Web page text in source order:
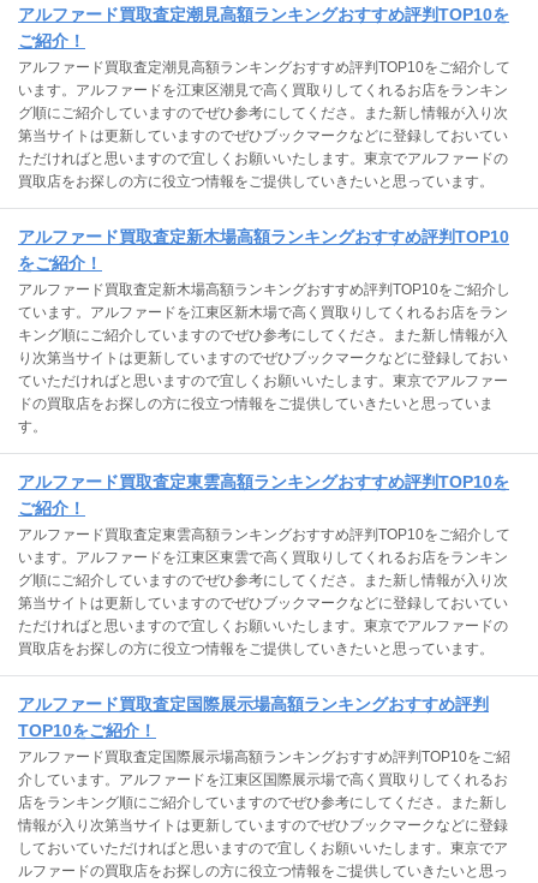
アルファード買取査定潮見高額ランキングおすすめ評判TOP10を
ご紹介！
アルファード買取査定潮見高額ランキングおすすめ評判TOP10をご紹介して
います。アルファードを江東区潮見で高く買取りしてくれるお店をランキン
グ順にご紹介していますのでぜひ参考にしてくださ。また新し情報が入り次
第当サイトは更新していますのでぜひブックマークなどに登録しておいてい
ただければと思いますので宜しくお願いいたします。東京でアルファードの
買取店をお探しの方に役立つ情報をご提供していきたいと思っています。
アルファード買取査定新木場高額ランキングおすすめ評判TOP10
をご紹介！
アルファード買取査定新木場高額ランキングおすすめ評判TOP10をご紹介し
ています。アルファードを江東区新木場で高く買取りしてくれるお店をラン
キング順にご紹介していますのでぜひ参考にしてくださ。また新し情報が入
り次第当サイトは更新していますのでぜひブックマークなどに登録しておい
ていただければと思いますので宜しくお願いいたします。東京でアルファー
ドの買取店をお探しの方に役立つ情報をご提供していきたいと思っていま
す。
アルファード買取査定東雲高額ランキングおすすめ評判TOP10を
ご紹介！
アルファード買取査定東雲高額ランキングおすすめ評判TOP10をご紹介して
います。アルファードを江東区東雲で高く買取りしてくれるお店をランキン
グ順にご紹介していますのでぜひ参考にしてくださ。また新し情報が入り次
第当サイトは更新していますのでぜひブックマークなどに登録しておいてい
ただければと思いますので宜しくお願いいたします。東京でアルファードの
買取店をお探しの方に役立つ情報をご提供していきたいと思っています。
アルファード買取査定国際展示場高額ランキングおすすめ評判
TOP10をご紹介！
アルファード買取査定国際展示場高額ランキングおすすめ評判TOP10をご紹
介しています。アルファードを江東区国際展示場で高く買取りしてくれるお
店をランキング順にご紹介していますのでぜひ参考にしてくださ。また新し
情報が入り次第当サイトは更新していますのでぜひブックマークなどに登録
しておいていただければと思いますので宜しくお願いいたします。東京でア
ルファードの買取店をお探しの方に役立つ情報をご提供していきたいと思っ